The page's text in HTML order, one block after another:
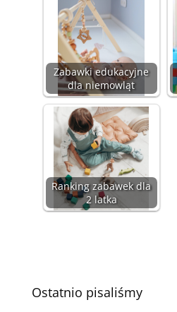
Zabawki edukacyjne
dla niemowląt
Ranking zabawek dla
2 latka
Ostatnio pisaliśmy